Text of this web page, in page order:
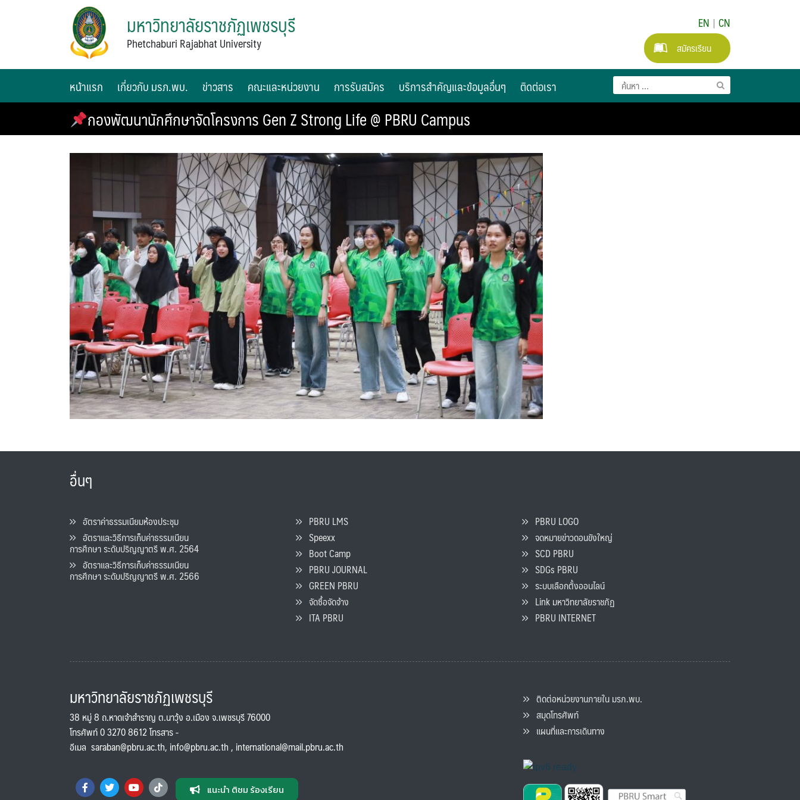
มหาวิทยาลัยราชภัฏเพชรบุรี
Phetchaburi Rajabhat University
EN | CN
สมัครเรียน
หน้าแรก เกี่ยวกับ มรภ.พบ. ข่าวสาร คณะและหน่วยงาน การรับสมัคร บริการสำคัญและข้อมูลอื่นๆ ติดต่อเรา
กองพัฒนานักศึกษาจัดโครงการ Gen Z Strong Life @ PBRU Campus
อื่นๆ
อัตราค่าธรรมเนียมห้องประชุม
อัตราและวิธีการเก็บค่าธรรมเนียน
การศึกษา ระดับปริญญาตรี พ.ศ. 2564
อัตราและวิธีการเก็บค่าธรรมเนียน
การศึกษา ระดับปริญญาตรี พ.ศ. 2566
PBRU LMS
Speexx
Boot Camp
PBRU JOURNAL
GREEN PBRU
จัดซื้อจัดจ้าง
ITA PBRU
PBRU LOGO
จดหมายข่าวดอนขังใหญ่
SCD PBRU
SDGs PBRU
ระบบเลือกตั้งออนไลน์
Link มหาวิทยาลัยราชภัฏ
PBRU INTERNET
มหาวิทยาลัยราชภัฏเพชรบุรี
38 หมู่ 8 ถ.หาดเจ้าสำราญ ต.นาวุ้ง อ.เมือง จ.เพชรบุรี 76000
โทรศัพท์ 0 3270 8612 โทรสาร -
อีเมล saraban@pbru.ac.th, info@pbru.ac.th, international@mail.pbru.ac.th
แนะนำ ติชม ร้องเรียน
ติดต่อหน่วยงานภายใน มรภ.พบ.
สมุดโทรศัพท์
แผนที่และการเดินทาง